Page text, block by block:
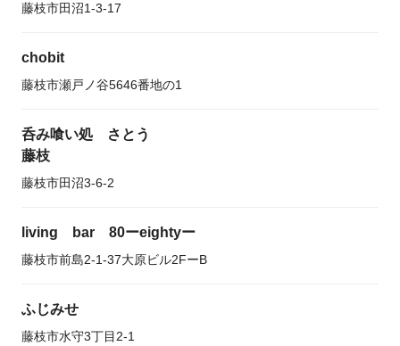
藤枝市田沼1-3-17
chobit
藤枝市瀬戸ノ谷5646番地の1
呑み喰い処 さとう
藤枝
藤枝市田沼3-6-2
living bar 80ーeightyー
藤枝市前島2-1-37大原ビル2FーB
ふじみせ
藤枝市水守3丁目2-1